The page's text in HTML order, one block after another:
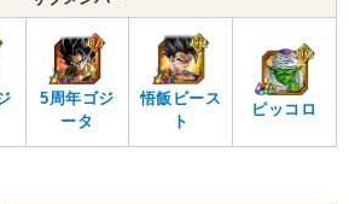
5周年ゴジ
ータ
悟飯ビース
ト
ピッコロ